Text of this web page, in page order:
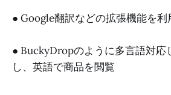
● Google翻訳などの拡張機能を利
● BuckyDropのように多言語対応
し、英語で商品を閲覧